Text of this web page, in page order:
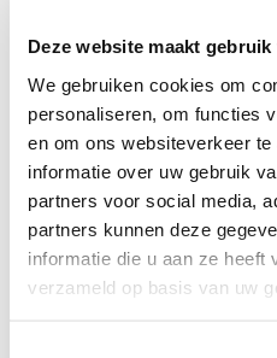
Deze website maakt
We gebruiken cookies om
personaliseren, om functies
en om ons websiteverkeer
informatie over uw gebruik
partners voor social media,
partners kunnen deze
informatie die u aan ze heeft
verzameld op basis van uw
E-mailadres*